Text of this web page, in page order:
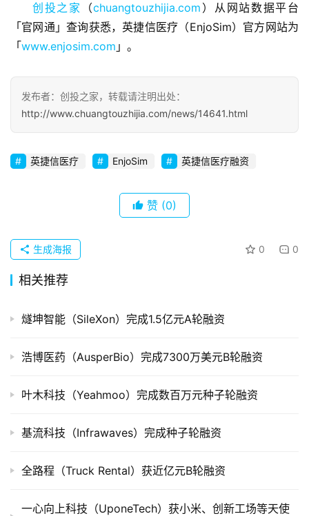
业
观
初
创
企
并
购
组
公
上
登录
投稿
创投之家 （chuangtouzhijia.com ）从网站数据平台
「官网通」查询获悉，英捷信医疗（EnjoSim）官方网站为
「www.enjosim.com 」。
发布者：创投之家，转载请注明出处：
http://www.chuangtouzhijia.com/news/14641.html
英捷信医疗 EnjoSim 英捷信医疗融资
赞 (0)
0 0
生成海报
相关推荐
燧坤智能（SileXon）完成1.5亿元A轮融资
浩博医药（AusperBio）完成7300万美元B轮融资
叶木科技（Yeahmoo）完成数百万元种子轮融资
基流科技（Infrawaves）完成种子轮融资
全路程（Truck Rental）获近亿元B轮融资
一心向上科技（UponeTech）获小米、创新工场等天使